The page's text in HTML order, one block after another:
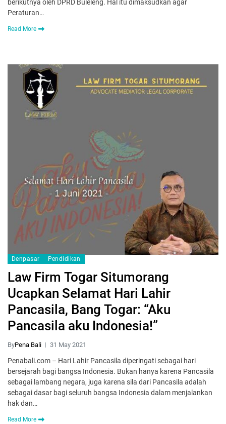
berikutnya oleh DPRD Buleleng. Hal itu dimaksudkan agar
Peraturan…
Read More
Denpasar Pendidikan
Law Firm Togar Situmorang
Ucapkan Selamat Hari Lahir
Pancasila, Bang Togar: “Aku
Pancasila aku Indonesia!”
ByPena Bali 31 May 2021
Penabali.com – Hari Lahir Pancasila diperingati sebagai hari
bersejarah bagi bangsa Indonesia. Bukan hanya karena Pancasila
sebagai lambang negara, juga karena sila dari Pancasila adalah
sebagai dasar bagi seluruh bangsa Indonesia dalam menjalankan
hak dan…
Read More